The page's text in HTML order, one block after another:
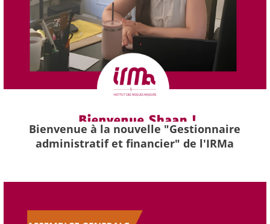
Bienvenue à la nouvelle "Gestionnaire
administratif et financier" de l'IRMa